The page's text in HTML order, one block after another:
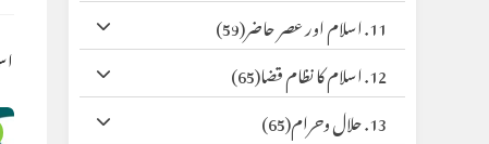
11. اسلام اور عصر حاضر
(59)
12. اسلام کا نظام قضا
(65)
13. حلال وحرام
(65)